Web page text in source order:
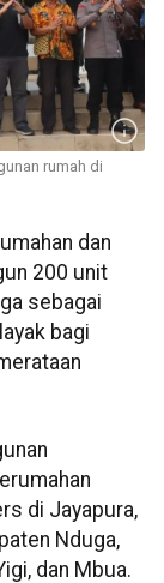
rumah di
dan
200 unit
sebagai
bagi
di Jayapura,
Nduga,
dan Mbua.